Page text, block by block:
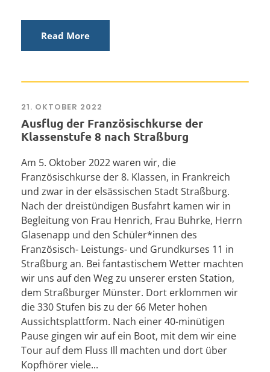
Read More
21. OKTOBER 2022
Ausflug der Französischkurse der
Klassenstufe 8 nach Straßburg
Am 5. Oktober 2022 waren wir, die
Französischkurse der 8. Klassen, in Frankreich
und zwar in der elsässischen Stadt Straßburg.
Nach der dreistündigen Busfahrt kamen wir in
Begleitung von Frau Henrich, Frau Buhrke, Herrn
Glasenapp und den Schüler*innen des
Französisch- Leistungs- und Grundkurses 11 in
Straßburg an. Bei fantastischem Wetter machten
wir uns auf den Weg zu unserer ersten Station,
dem Straßburger Münster. Dort erklommen wir
die 330 Stufen bis zu der 66 Meter hohen
Aussichtsplattform. Nach einer 40-minütigen
Pause gingen wir auf ein Boot, mit dem wir eine
Tour auf dem Fluss Ill machten und dort über
Kopfhörer viele...